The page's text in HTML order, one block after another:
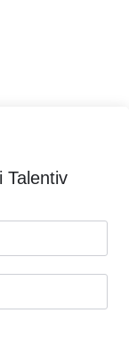
Talentiv